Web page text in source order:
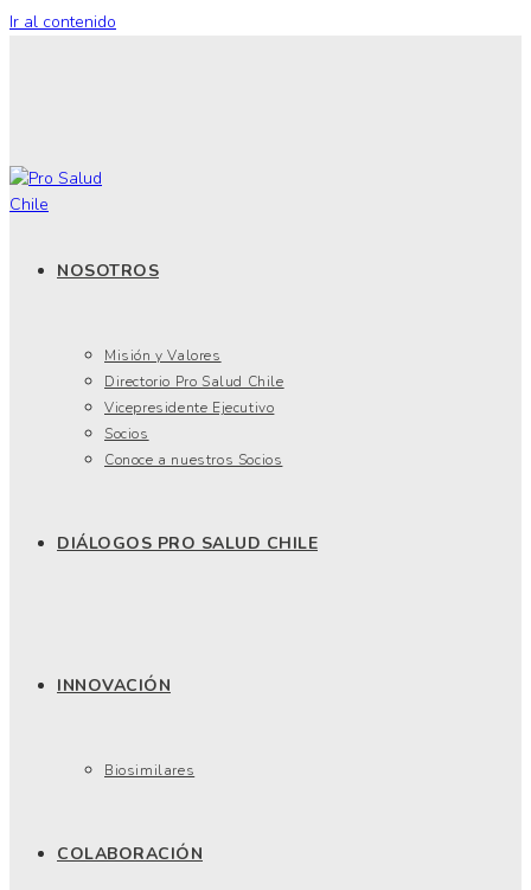
Ir al contenido
NOSOTROS
Misión y Valores
Directorio Pro Salud Chile
Vicepresidente Ejecutivo
Socios
Conoce a nuestros Socios
DIÁLOGOS PRO SALUD CHILE
INNOVACIÓN
Biosimilares
COLABORACIÓN